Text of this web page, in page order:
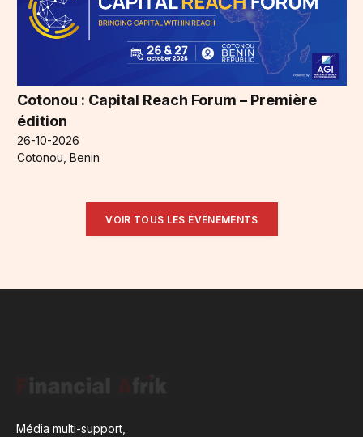
Cotonou : Capital Reach Forum – Première
édition
26-10-2026
Cotonou, Benin
VOIR TOUS LES ÉVÉNEMENTS
Média multi-support,